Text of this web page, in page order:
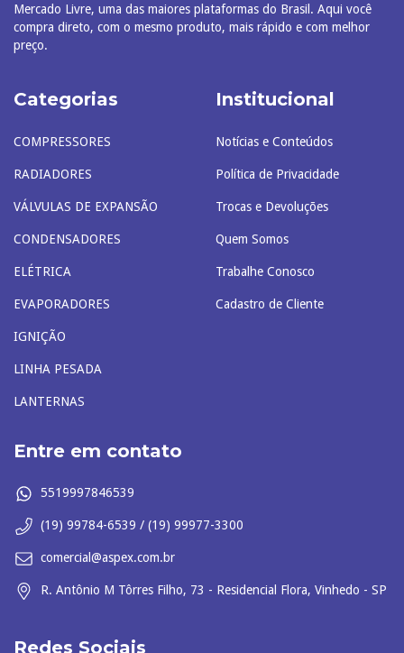
Mercado Livre, uma das maiores plataformas do Brasil. Aqui você
compra direto, com o mesmo produto, mais rápido e com melhor
preço.
Categorias
COMPRESSORES
RADIADORES
VÁLVULAS DE EXPANSÃO
CONDENSADORES
ELÉTRICA
EVAPORADORES
IGNIÇÃO
LINHA PESADA
LANTERNAS
Institucional
Notícias e Conteúdos
Política de Privacidade
Trocas e Devoluções
Quem Somos
Trabalhe Conosco
Cadastro de Cliente
Entre em contato
5519997846539
(19) 99784-6539 / (19) 99977-3300
comercial@aspex.com.br
R. Antônio M Tôrres Filho, 73 - Residencial Flora, Vinhedo - SP
Redes Sociais